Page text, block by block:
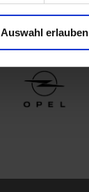
Auswahl erlauben